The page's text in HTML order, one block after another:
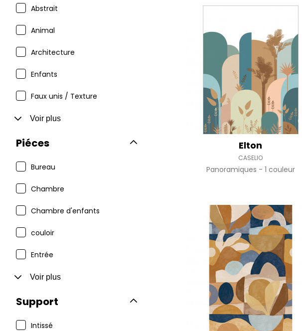
Abstrait
Animal
Architecture
Enfants
Faux unis / Texture
Voir plus
Piéces
Bureau
Chambre
Chambre d'enfants
couloir
Entrée
Voir plus
Support
Intissé
Elton
CASELIO
Panoramiques 1 couleur